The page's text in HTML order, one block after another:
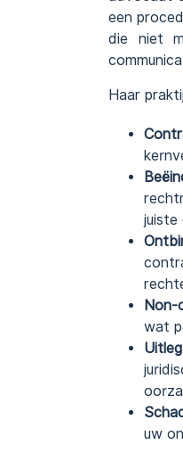
een
die niet
Haar
juiste
Non-
wat
uw